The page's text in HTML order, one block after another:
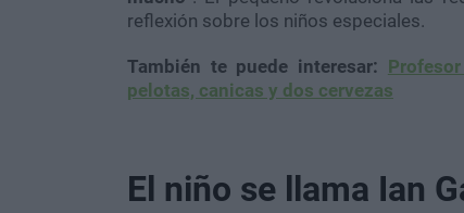
reflexión sobre los niños especiales.
También te puede interesar:
pelotas, canicas y dos cervezas
El niño se llama Ian